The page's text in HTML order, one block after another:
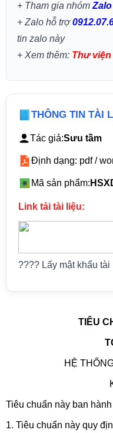
+ Tham gia nhóm
+ Zalo hỗ trợ
tin zalo này
+ Xem thêm: Thư
THÔNG TIN TÀI
Tác giả:Sưu tầm
Định dạng: pdf /
Mã sản phẩm:
Link tải tài liệu:
???? Lấy mật khẩu
TIÊU
HỆ
Tiêu chuẩn này ban
1. Tiêu chuẩn này quy